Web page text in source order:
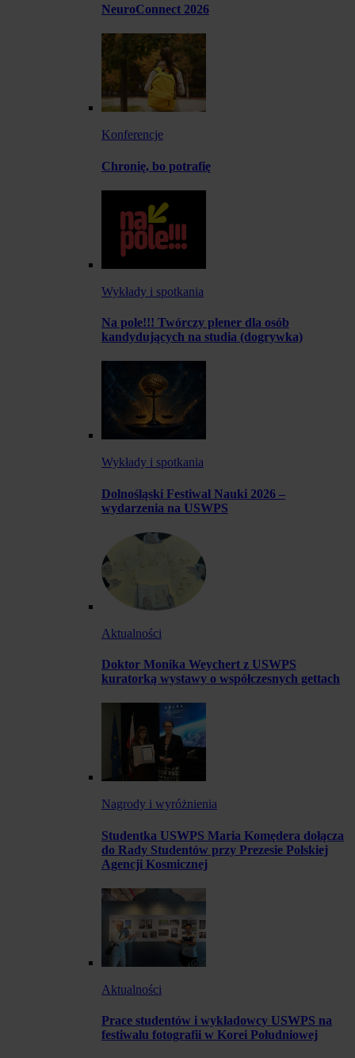
NeuroConnect 2026
Konferencje
Chronię, bo potrafię
Wykłady i spotkania
Na pole!!! Twórczy plener dla osób
kandydujących na studia (dogrywka)
Wykłady i spotkania
Dolnośląski Festiwal Nauki 2026 –
wydarzenia na USWPS
Aktualności
Doktor Monika Weychert z USWPS
kuratorką wystawy o współczesnych gettach
Nagrody i wyróżnienia
Studentka USWPS Maria Komędera dołącza
do Rady Studentów przy Prezesie Polskiej
Agencji Kosmicznej
Aktualności
Prace studentów i wykładowcy USWPS na
festiwalu fotografii w Korei Południowej